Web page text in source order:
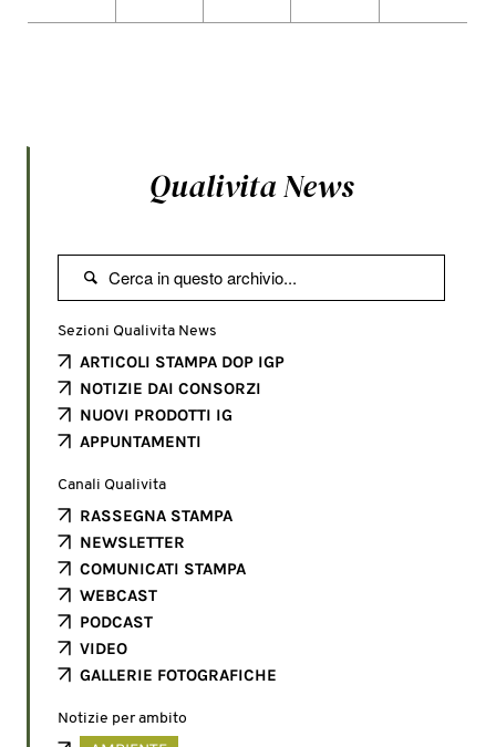
Qualivita News

Sezioni Qualivita News
ARTICOLI STAMPA DOP IGP
NOTIZIE DAI CONSORZI
NUOVI PRODOTTI IG
APPUNTAMENTI
Canali Qualivita
RASSEGNA STAMPA
NEWSLETTER
COMUNICATI STAMPA
WEBCAST
PODCAST
VIDEO
GALLERIE FOTOGRAFICHE
Notizie per ambito